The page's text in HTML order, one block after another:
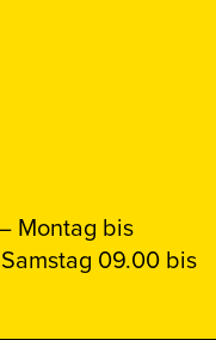
Montag bis
09.00 bis